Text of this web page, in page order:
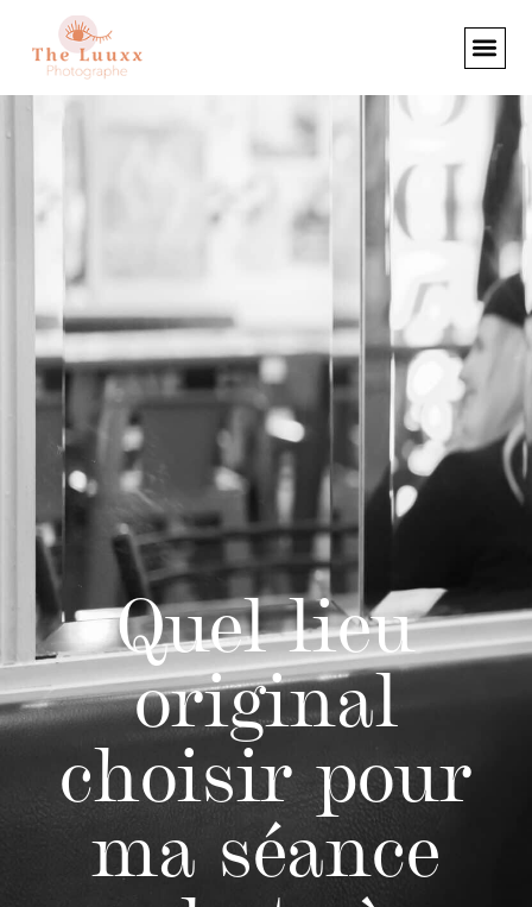
Quel lieu
original
choisir pour
ma séance